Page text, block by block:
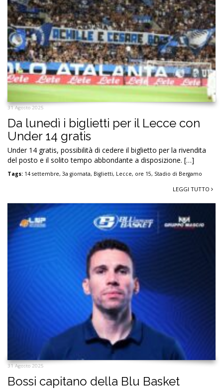
31 Agosto 2025
Da lunedì i biglietti per il Lecce con
Under 14 gratis
Under 14 gratis, possibilità di cedere il biglietto per la rivendita
del posto e il solito tempo abbondante a disposizione. […]
Tags: 14 settembre, 3a giornata, Biglietti, Lecce, ore 15, Stadio di Bergamo
LEGGI TUTTO
31 Agosto 2025
Bossi capitano della Blu Basket